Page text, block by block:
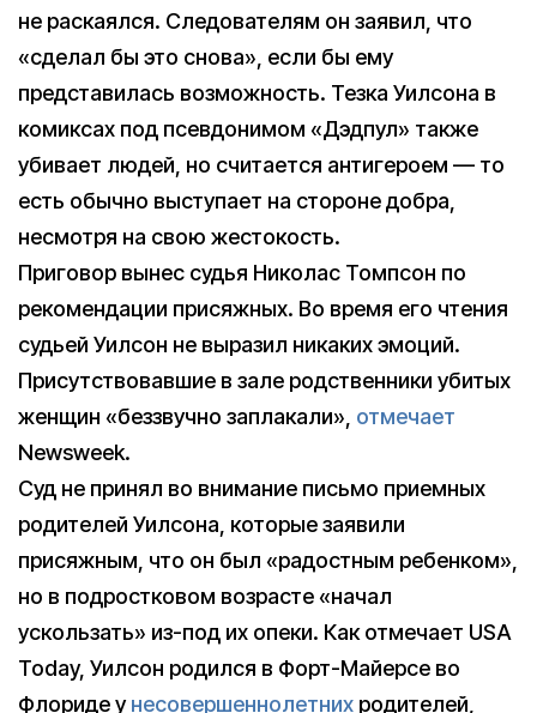
не раскаялся. Следователям он заявил, что
«сделал бы это снова», если бы ему
представилась возможность. Тезка Уилсона в
комиксах под псевдонимом «Дэдпул» также
убивает людей, но считается антигероем — то
есть обычно выступает на стороне добра,
несмотря на свою жестокость.
Приговор вынес судья Николас Томпсон по
рекомендации присяжных. Во время его чтения
судьей Уилсон не выразил никаких эмоций.
Присутствовавшие в зале родственники убитых
женщин «беззвучно заплакали», отмечает
Newsweek.
Суд не принял во внимание письмо приемных
родителей Уилсона, которые заявили
присяжным, что он был «радостным ребенком»,
но в подростковом возрасте «начал
ускользать» из-под их опеки. Как отмечает USA
Today, Уилсон родился в Форт-Майерсе во
Флориде унесовершеннолетних родителей,